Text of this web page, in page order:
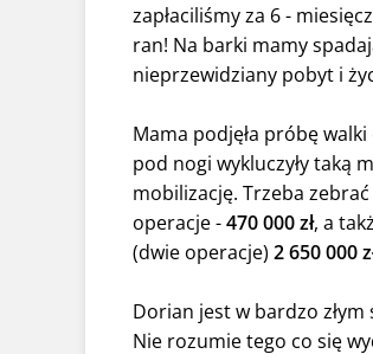
zapłaciliśmy za 6 -
ran! Na barki mamy
nieprzewidziany pobyt i
Mama podjęła próbę
pod nogi wykluczyły taką
mobilizację. Trzeba
operacje -470 000 zł, a
(dwie operacje) 2 650 000
Dorian jest w bardzo złym
Nie rozumie tego co się